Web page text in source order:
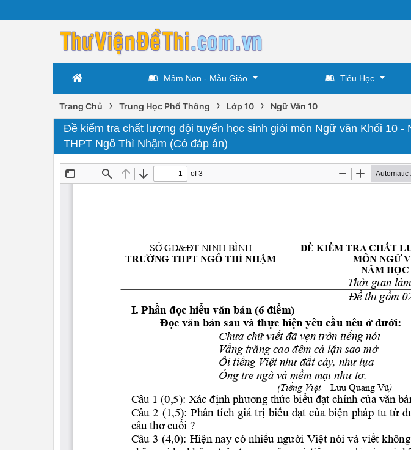
Mầm Non - Mẫu Giáo Tiểu Học
Trang Chủ › Trung Học Phổ Thông › Lớp 10 › Ngữ Văn 10
Đề kiểm tra chất lượng đội tuyển học sinh giỏi môn Ngữ văn Khối 10 -
THPT Ngô Thì Nhậm (Có đáp án)